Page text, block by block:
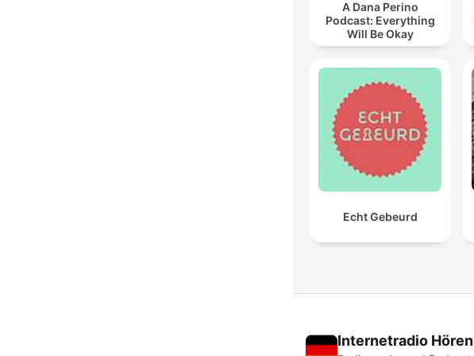
A Dana Perino
Podcast: Everything
Will Be Okay
Echt Gebeurd
Internetradio Hören